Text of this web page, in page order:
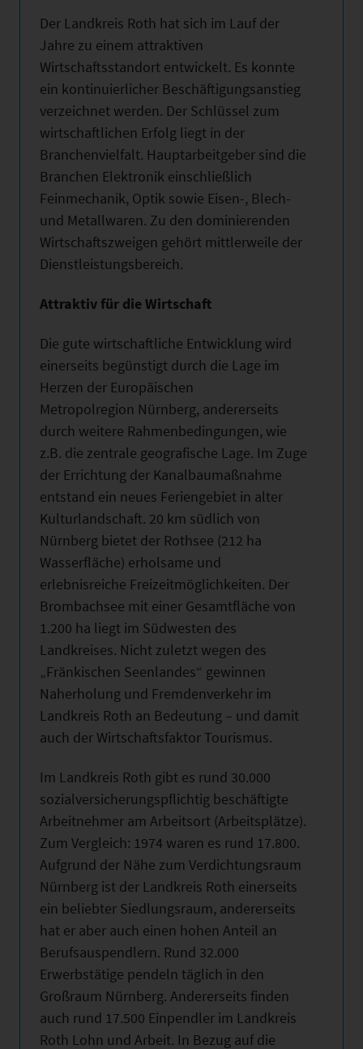
Der Landkreis Roth hat sich im Lauf der
Jahre zu einem attraktiven
Wirtschaftsstandort entwickelt. Es konnte
ein kontinuierlicher Beschäftigungsanstieg
verzeichnet werden. Der Schlüssel zum
wirtschaftlichen Erfolg liegt in der
Branchenvielfalt. Hauptarbeitgeber sind die
Branchen Elektronik einschließlich
Feinmechanik, Optik sowie Eisen-, Blech-
und Metallwaren. Zu den dominierenden
Wirtschaftszweigen gehört mittlerweile der
Dienstleistungsbereich.
Attraktiv für die Wirtschaft
Die gute wirtschaftliche Entwicklung wird
einerseits begünstigt durch die Lage im
Herzen der Europäischen
Metropolregion Nürnberg, andererseits
durch weitere Rahmenbedingungen, wie
z.B. die zentrale geografische Lage. Im Zuge
der Errichtung der Kanalbaumaßnahme
entstand ein neues Feriengebiet in alter
Kulturlandschaft. 20 km südlich von
Nürnberg bietet der Rothsee (212 ha
Wasserfläche) erholsame und
erlebnisreiche Freizeitmöglichkeiten. Der
Brombachsee mit einer Gesamtfläche von
1.200 ha liegt im Südwesten des
Landkreises. Nicht zuletzt wegen des
„Fränkischen Seenlandes“ gewinnen
Naherholung und Fremdenverkehr im
Landkreis Roth an Bedeutung – und damit
auch der Wirtschaftsfaktor Tourismus.
Im Landkreis Roth gibt es rund 30.000
sozialversicherungspflichtig beschäftigte
Arbeitnehmer am Arbeitsort (Arbeitsplätze).
Zum Vergleich: 1974 waren es rund 17.800.
Aufgrund der Nähe zum Verdichtungsraum
Nürnberg ist der Landkreis Roth einerseits
ein beliebter Siedlungsraum, andererseits
hat er aber auch einen hohen Anteil an
Berufsauspendlern. Rund 32.000
Erwerbstätige pendeln täglich in den
Großraum Nürnberg. Andererseits finden
auch rund 17.500 Einpendler im Landkreis
Roth Lohn und Arbeit. In Bezug auf die